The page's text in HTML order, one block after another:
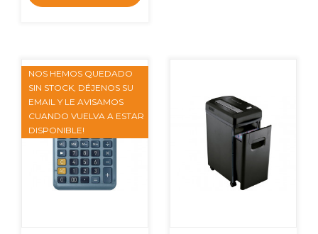
NOS HEMOS QUEDADO
SIN STOCK, DÉJENOS SU
EMAIL Y LE AVISAMOS
CUANDO VUELVA A ESTAR
DISPONIBLE!